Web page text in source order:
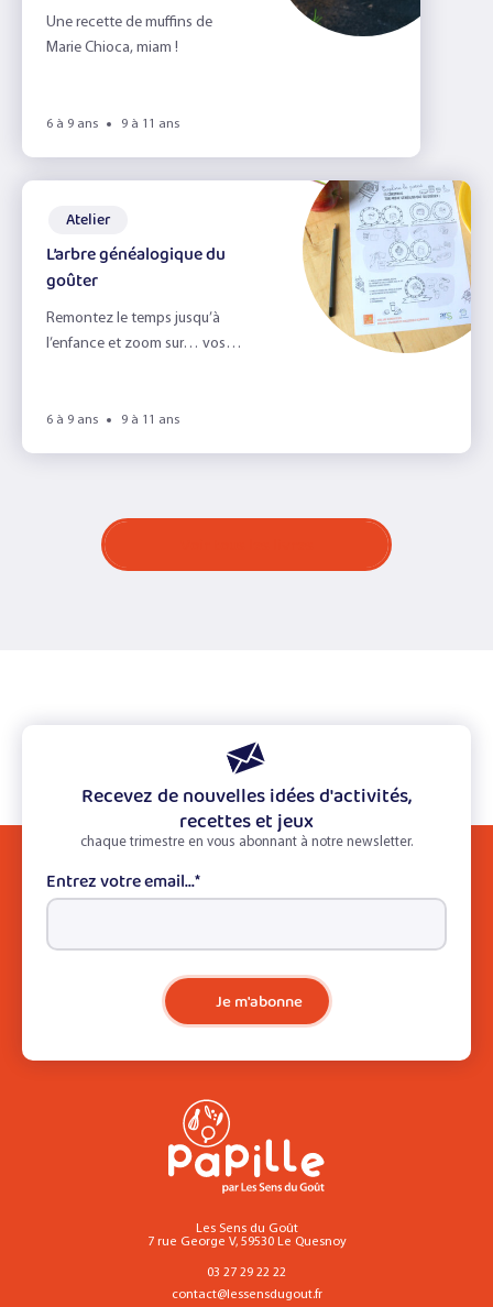
Une recette de muffins de
Marie Chioca, miam !
6 à 9 ans 9 à 11 ans
Atelier
L’arbre généalogique du
goûter
Remontez le temps jusqu’à
l’enfance et zoom sur… vos
6 à 9 ans 9 à 11 ans
Recevez de nouvelles idées d'activités,
recettes et jeux
chaque trimestre en vous abonnant à notre newsletter.
Entrez votre email...*
Je m'abonne
Les Sens du Goût
7 rue George V, 59530 Le Quesnoy
03 27 29 22 22
contact@lessensdugout.fr